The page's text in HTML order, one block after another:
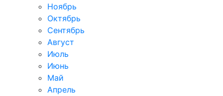
Ноябрь
Октябрь
Сентябрь
Август
Июль
Июнь
Май
Апрель